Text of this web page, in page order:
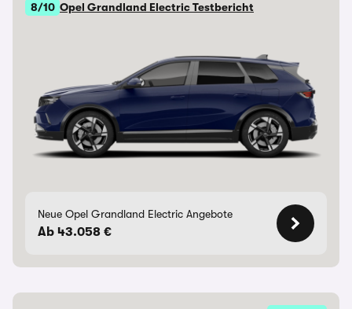
8/10 Opel Grandland Electric Testbericht
Neue Opel Grandland Electric Angebote
Ab 43.058 €